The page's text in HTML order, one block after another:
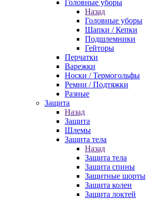
Головные уборы
Назад
Головные уборы
Шапки / Кепки
Подшлемники
Гейторы
Перчатки
Варежки
Носки / Термогольфы
Ремни / Подтяжки
Разные
Защита
Назад
Защита
Шлемы
Защита тела
Назад
Защита тела
Защита спины
Защитные шорты
Защита колен
Защита локтей